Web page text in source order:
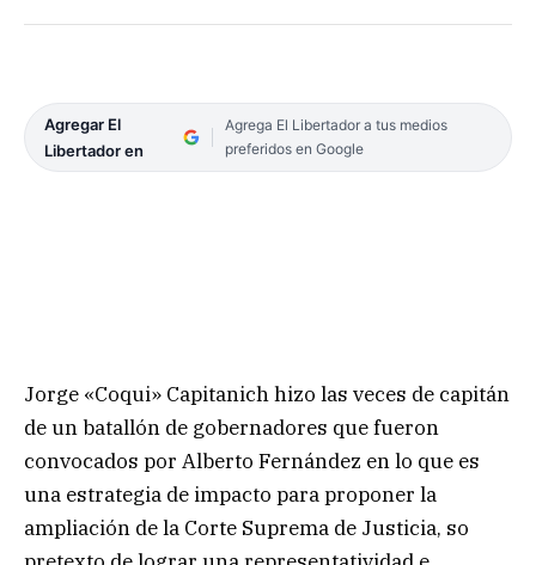
Agregar El
Libertador en
Agrega El Libertador a tus medios
preferidos en Google
Jorge «Coqui» Capitanich hizo las veces de capitán
de un batallón de gobernadores que fueron
convocados por Alberto Fernández en lo que es
una estrategia de impacto para proponer la
ampliación de la Corte Suprema de Justicia, so